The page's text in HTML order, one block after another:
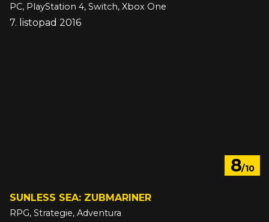
PC, PlayStation 4, Switch, Xbox One
7. listopad 2016
8/10
SUNLESS SEA: ZUBMARINER
RPG, Strategie, Adventura